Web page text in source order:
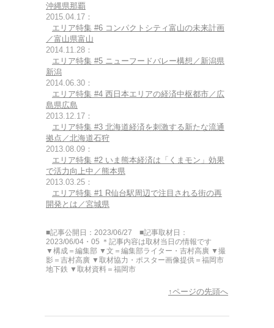
沖縄県那覇
2015.04.17：
エリア特集 #6 コンパクトシティ富山の未来計画
／富山県富山
2014.11.28：
エリア特集 #5 ニューフードバレー構想／新潟県
新潟
2014.06.30：
エリア特集 #4 西日本エリアの経済中枢都市／広
島県広島
2013.12.17：
エリア特集 #3 北海道経済を刺激する新たな流通
拠点／北海道石狩
2013.08.09：
エリア特集 #2 いま熊本経済は「くまモン」効果
で活力向上中／熊本県
2013.03.25：
エリア特集 #1 R仙台駅周辺で注目される街の再
開発とは／宮城県
■記事公開日：2023/06/27 ■記事取材日：
2023/06/04・05 ＊記事内容は取材当日の情報です
▼構成＝編集部 ▼文＝編集部ライター・吉村高廣 ▼撮
影＝吉村高廣 ▼取材協力・ポスター画像提供＝福岡市
地下鉄 ▼取材資料＝福岡市
↑ページの先頭へ